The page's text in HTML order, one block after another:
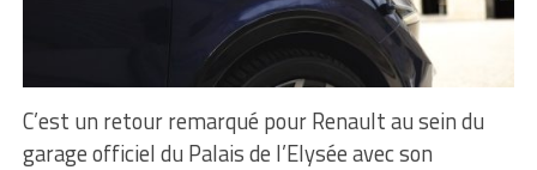
C’est un retour remarqué pour Renault au sein du
garage officiel du Palais de l’Elysée avec son